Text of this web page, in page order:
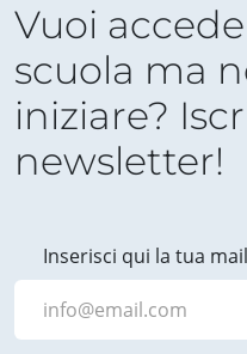
Vuoi
scuola ma
iniziare?
newsletter!
Inserisci qui la tua